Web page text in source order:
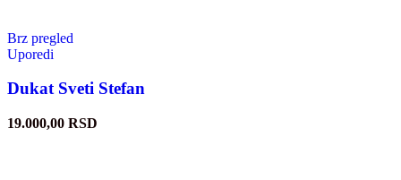
Brz pregled
Uporedi
Dukat Sveti Stefan
19.000,00 RSD